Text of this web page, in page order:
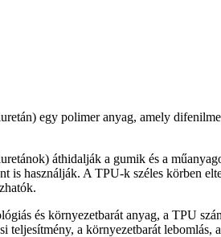
egy polimer anyag, amely
áthidalják a gumik és a
is használják. A TPU-k széles körben
és környezetbarát anyag, a TPU
teljesítmény, a környezetbarát lebomlás,